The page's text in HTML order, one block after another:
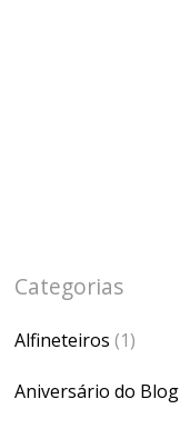
Categorias
Alfineteiros (1)
Aniversário do Blog